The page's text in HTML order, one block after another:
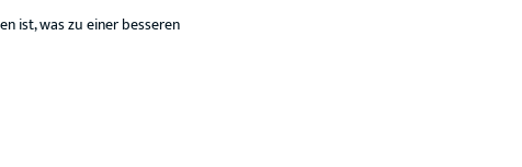
ist, was zu einer besseren